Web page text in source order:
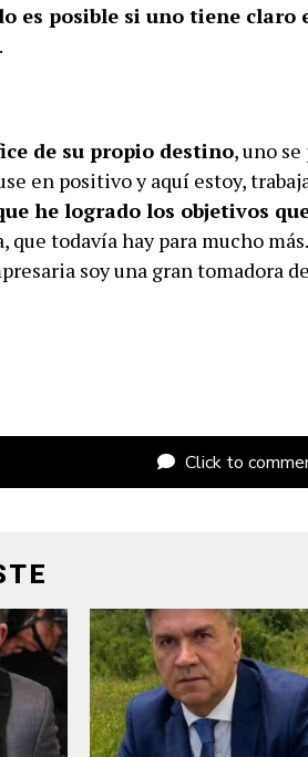
es posible si uno tiene claro
de su propio destino, uno
en positivo y aquí estoy,
he logrado los objetivos
que todavía hay para mucho
soy una gran tomadora
Click to